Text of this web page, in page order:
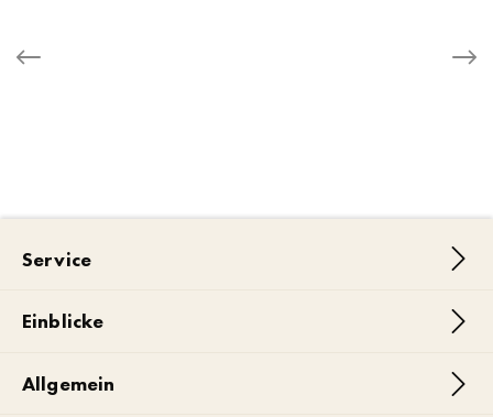
Service
Einblicke
Allgemein